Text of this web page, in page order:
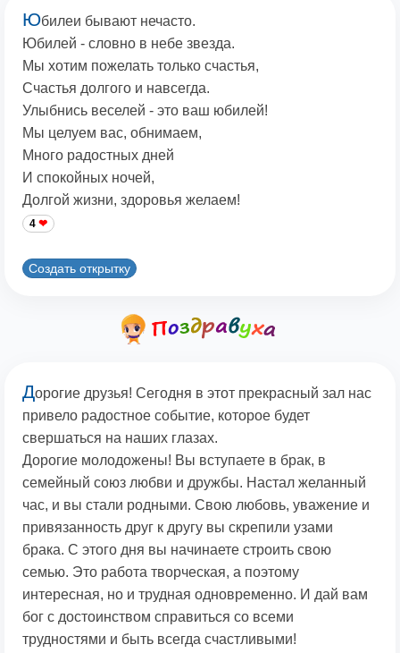
Юбилеи бывают нечасто.
Юбилей - словно в небе звезда.
Мы хотим пожелать только счастья,
Счастья долгого и навсегда.
Улыбнись веселей - это ваш юбилей!
Мы целуем вас, обнимаем,
Много радостных дней
И спокойных ночей,
Долгой жизни, здоровья желаем!
4
Создать открытку
Дорогие друзья! Сегодня в этот прекрасный зал нас
привело радостное событие, которое будет
свершаться на наших глазах.
Дорогие молодожены! Вы вступаете в брак, в
семейный союз любви и дружбы. Настал желанный
час, и вы стали родными. Свою любовь, уважение и
привязанность друг к другу вы скрепили узами
брака. С этого дня вы начинаете строить свою
семью. Это работа творческая, а поэтому
интересная, но и трудная одновременно. И дай вам
бог с достоинством справиться со всеми
трудностями и быть всегда счастливыми!